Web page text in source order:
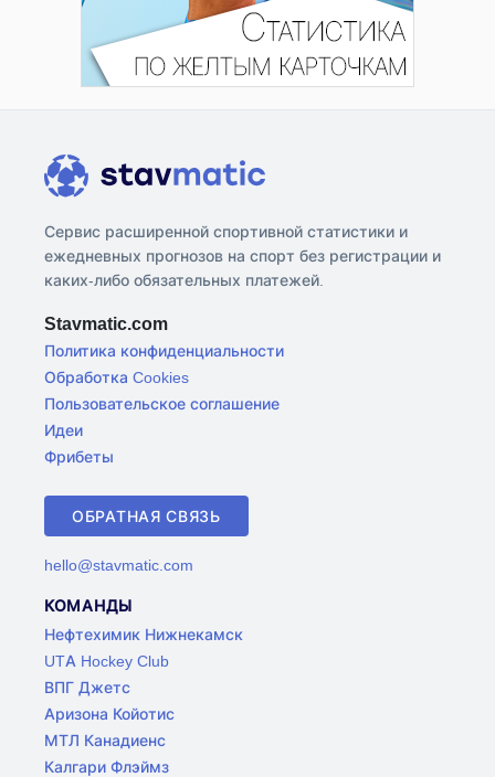
Сервис расширенной спортивной статистики и
ежедневных прогнозов на спорт без регистрации и
каких-либо обязательных платежей.
Stavmatic.com
Политика конфиденциальности
Обработка Cookies
Пользовательское соглашение
Идеи
Фрибеты
ОБРАТНАЯ СВЯЗЬ
hello@stavmatic.com
КОМАНДЫ
Нефтехимик Нижнекамск
UTA Hockey Club
ВПГ Джетс
Аризона Койотис
МТЛ Канадиенс
Калгари Флэймз